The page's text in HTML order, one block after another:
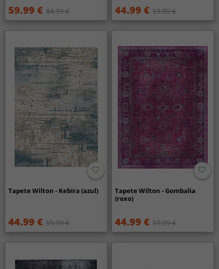
59.99 € 84.99 € 44.99 € 59.99 €
Tapete Wilton - Kebira (azul)
44.99 € 59.99 €
Tapete Wilton - Gombalia
(roxo)
44.99 € 59.99 €